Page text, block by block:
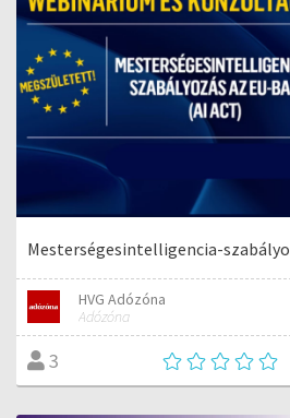
Mesterségesintelligencia-
HVG Adózóna
Adózóna
3